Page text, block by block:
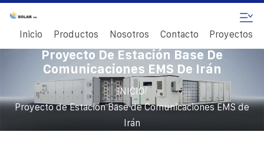
Inicio Productos Nosotros Contacto Proyectos
Proyecto De Estación Base De
Comunicaciones EMS De Irán
INICIO/
Proyecto de Estación Base de Comunicaciones EMS de
Irán